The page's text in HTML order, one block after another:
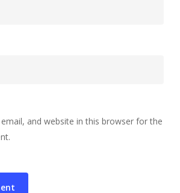
and website in this browser for the